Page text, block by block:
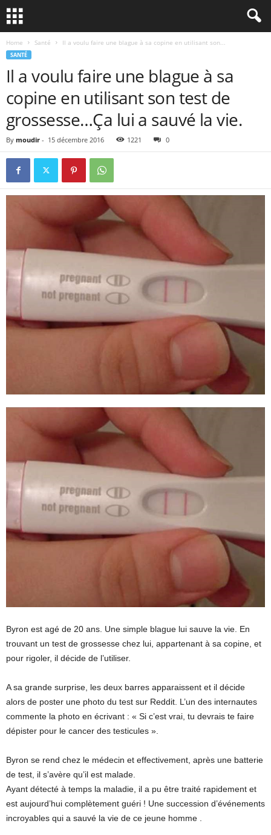
Home Santé Il a voulu faire une blague à sa copine en utilisant son...
SANTÉ
Il a voulu faire une blague à sa
copine en utilisant son test de
grossesse…Ça lui a sauvé la vie.
By moudir - 15 décembre 2016 1221 0
Byron est agé de 20 ans. Une simple blague lui sauve la vie. En
trouvant un test de grossesse chez lui, appartenant à sa copine, et
pour rigoler, il décide de l’utiliser.
A sa grande surprise, les deux barres apparaissent et il décide
alors de poster une photo du test sur Reddit. L’un des internautes
commente la photo en écrivant : « Si c’est vrai, tu devrais te faire
dépister pour le cancer des testicules ».
Byron se rend chez le médecin et effectivement, après une batterie
de test, il s’avère qu’il est malade.
Ayant détecté à temps la maladie, il a pu être traité rapidement et
est aujourd’hui complètement guéri ! Une succession d’événements
incroyables qui a sauvé la vie de ce jeune homme .